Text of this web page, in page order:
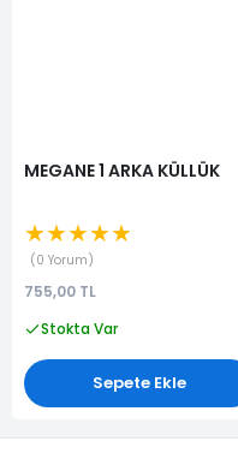
MEGANE 1 ARKA KÜLLÜK
★★★★★
0 Yorum
755,00 TL
Stokta Var
Sepete Ekle